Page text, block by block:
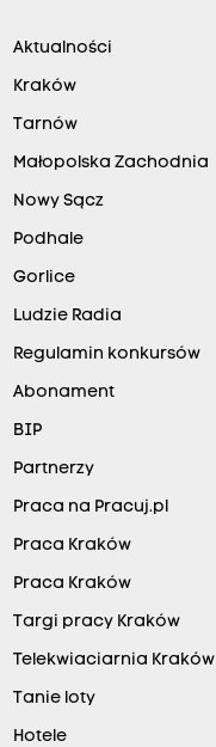
Aktualności
Kraków
Tarnów
Małopolska Zachodnia
Nowy Sącz
Podhale
Gorlice
Ludzie Radia
Regulamin konkursów
Abonament
BIP
Partnerzy
Praca na Pracuj.pl
Praca Kraków
Praca Kraków
Targi pracy Kraków
Telekwiaciarnia Kraków
Tanie loty
Hotele